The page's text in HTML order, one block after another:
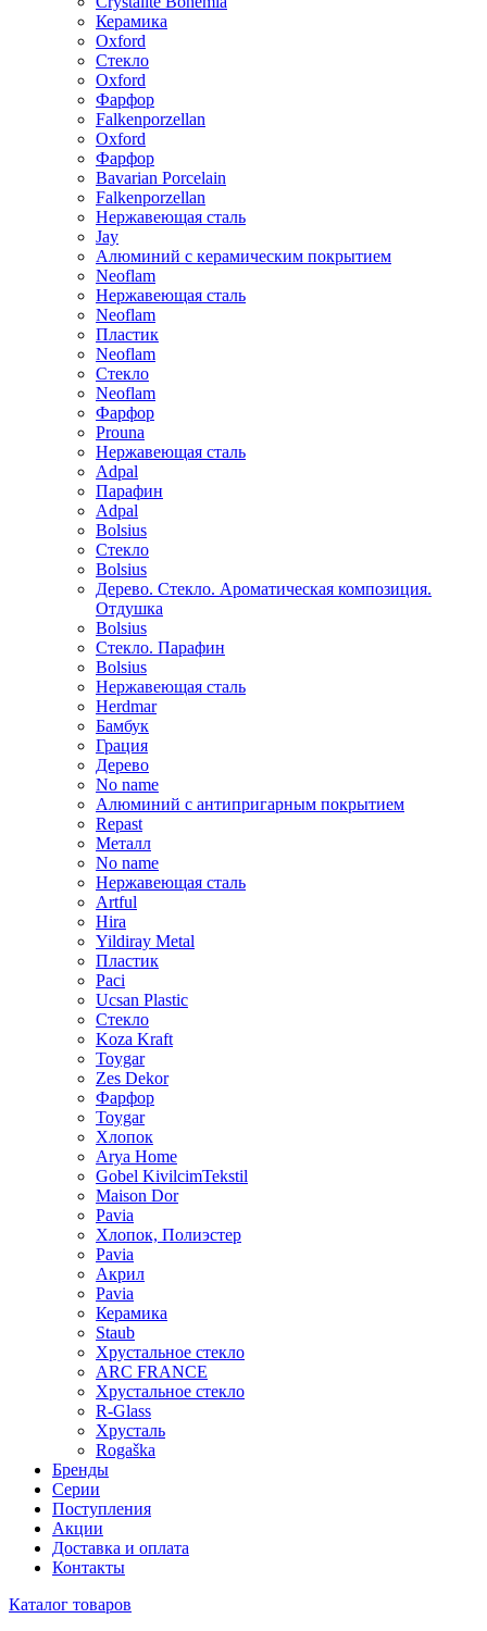
Керамика
Oxford
Стекло
Oxford
Фарфор
Falkenporzellan
Oxford
Фарфор
Bavarian Porcelain
Falkenporzellan
Нержавеющая сталь
Jay
Алюминий с керамическим покрытием
Neoflam
Нержавеющая сталь
Neoflam
Пластик
Neoflam
Стекло
Neoflam
Фарфор
Prouna
Нержавеющая сталь
Adpal
Парафин
Adpal
Bolsius
Стекло
Bolsius
Дерево. Стекло. Ароматическая композиция.
Отдушка
Bolsius
Стекло. Парафин
Bolsius
Нержавеющая сталь
Herdmar
Бамбук
Грация
Дерево
No name
Алюминий с антипригарным покрытием
Repast
Металл
No name
Нержавеющая сталь
Artful
Hira
Yildiray Metal
Пластик
Paci
Ucsan Plastic
Стекло
Koza Kraft
Toygar
Zes Dekor
Фарфор
Toygar
Хлопок
Arya Home
Gobel KivilcimTekstil
Maison Dor
Pavia
Хлопок, Полиэстер
Pavia
Акрил
Pavia
Керамика
Staub
Хрустальное стекло
ARC FRANCE
Хрустальное стекло
R-Glass
Хрусталь
Rogaška
Бренды
Серии
Поступления
Акции
Доставка и оплата
Контакты
Каталог товаров